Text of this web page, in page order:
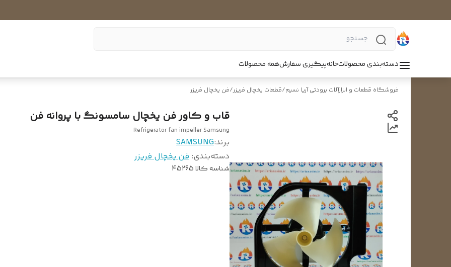
دسته‌بندی محصولاتخانهپیگیری سفارشهمه محصولات
فروشگاه قطعات و ابزارآلات برودتی آریا نسیم/قطعات یخچال فریزر/فن یخچال فریزر
قاب و کاور فن یخچال سامسونگ با پروانه فن
Refrigerator fan impeller Samsung
برند:SAMSUNG
دسته‌بندی: فن یخچال فریزر
شناسه کالا45265